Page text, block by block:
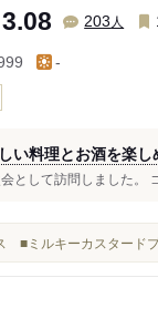
3.08 203 人
-
い料理とお酒を楽し
として訪問しました。
ミルキーカスタード